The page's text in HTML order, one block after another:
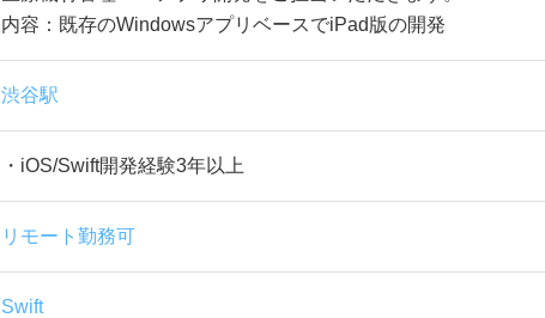
内容：既存のWindowsアプリベースでiPad版の開発
渋谷駅
・iOS/Swift開発経験3年以上
リモート勤務可
Swift